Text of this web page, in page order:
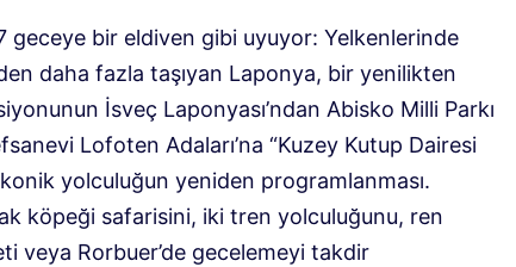
geceye bir eldiven gibi uyuyor: Yelkenlerinde
daha fazla taşıyan Laponya, bir yenilikten
İsveç Laponyası’ndan Abisko Milli Parkı
Lofoten Adaları’na “Kuzey Kutup Dairesi
yolculuğun yeniden programlanması.
köpeği safarisini, iki tren yolculuğunu, ren
veya Rorbuer’de gecelemeyi takdir